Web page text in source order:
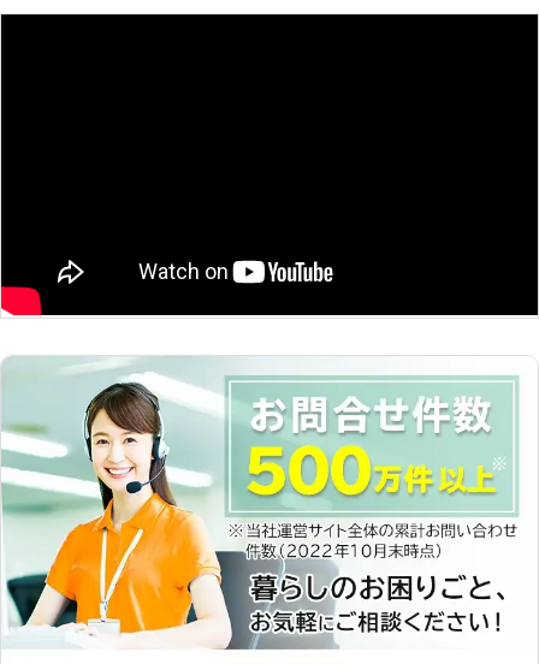
物代行（献立も一緒に考えます） 病
☆時間制！その時に必要なことをお手
制の一律料金でサービスを承っていま
ることが可能です。また、ハウスクリ
ーニング業もおこなっていることか
ら、本格的なクリーニングが必要な場
合にも対応ができます。「ひとりで家
事をするのは大変」というとき、家事
代行を大阪で依頼するなら当店にご相
談ください。 ☆女性スタッフ在籍！
女性の1人暮らしも安心してください
家事代行となると、お客様の大切な家
に上がり、生活に足を踏み入れること
になります。プライバシーの問題や
「同性のスタッフの方が気が楽」とい